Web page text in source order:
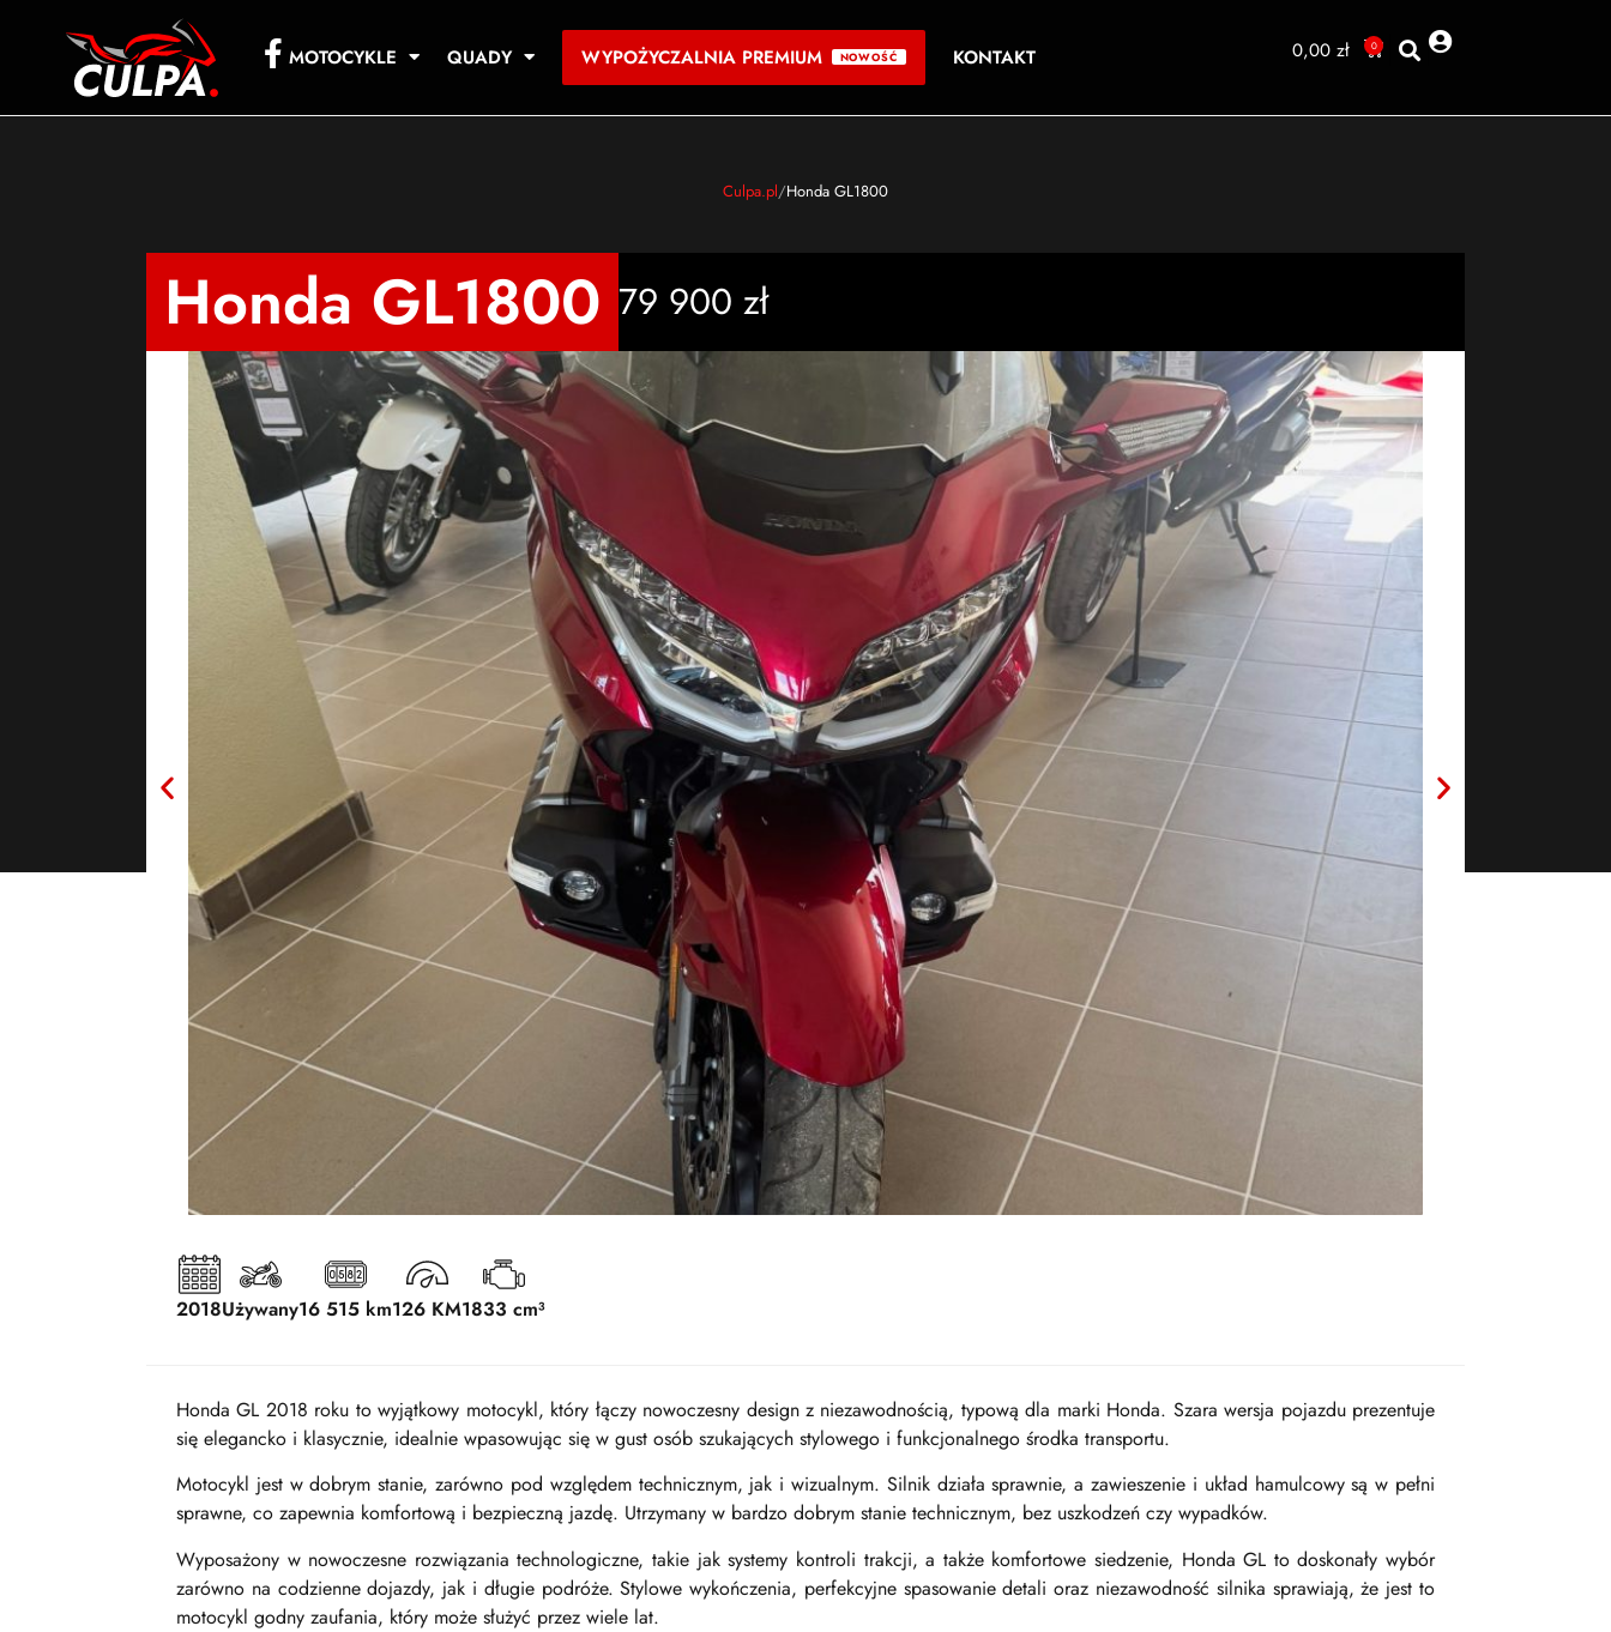
MOTOCYKLE QUADY WYPOŻYCZALNIA PREMIUM KONTAKT 0,00zł 0
Culpa.pl Honda GL1800
Honda GL1800 79 900 zł
2018Używany16 515 km126 KM1833 cm³
Honda GL 2018 roku to wyjątkowy motocykl, który łączy nowoczesny design z niezawodnością, typową dla marki Honda. Szara wersja pojazdu prezentuje
się elegancko i klasycznie, idealnie wpasowując się w gust osób szukających stylowego i funkcjonalnego środka transportu.
Motocykl jest w dobrym stanie, zarówno pod względem technicznym, jak i wizualnym. Silnik działa sprawnie, a zawieszenie i układ hamulcowy są w pełni
sprawne, co zapewnia komfortową i bezpieczną jazdę. Utrzymany w bardzo dobrym stanie technicznym, bez uszkodzeń czy wypadków.
Wyposażony w nowoczesne rozwiązania technologiczne, takie jak systemy kontroli trakcji, a także komfortowe siedzenie, Honda GL to doskonały wybór
zarówno na codzienne dojazdy, jak i długie podróże. Stylowe wykończenia, perfekcyjne spasowanie detali oraz niezawodność silnika sprawiają, że jest to
motocykl godny zaufania, który może służyć przez wiele lat.